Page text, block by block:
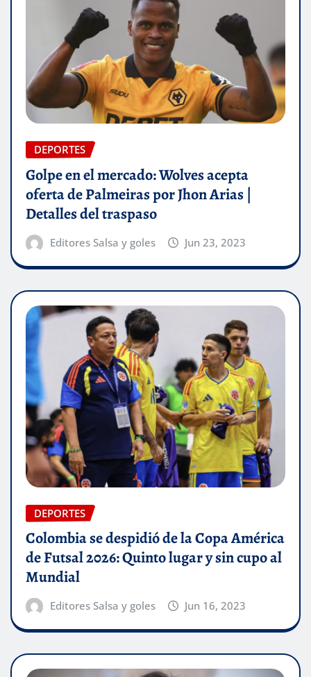
DEPORTES
Golpe en el mercado: Wolves acepta
oferta de Palmeiras por Jhon Arias |
Detalles del traspaso
Editores Salsa y goles Jun 23, 2023
DEPORTES
Colombia se despidió de la Copa América
de Futsal 2026: Quinto lugar y sin cupo al
Mundial
Editores Salsa y goles Jun 16, 2023